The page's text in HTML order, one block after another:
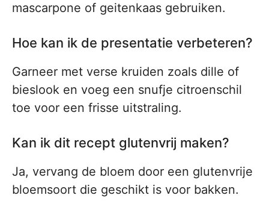
mascarpone of geitenkaas gebruiken.
Hoe kan ik de presentatie verbeteren?
Garneer met verse kruiden zoals dille of
bieslook en voeg een snufje citroenschil
toe voor een frisse uitstraling.
Kan ik dit recept glutenvrij maken?
Ja, vervang de bloem door een glutenvrije
bloemsoort die geschikt is voor bakken.